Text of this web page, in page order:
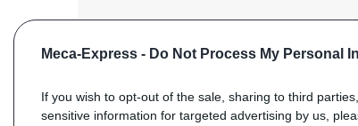
Meca-Express - Do Not Process My Personal
If you wish to opt-out of the sale, sharing to third
sensitive information for targeted advertising by us,